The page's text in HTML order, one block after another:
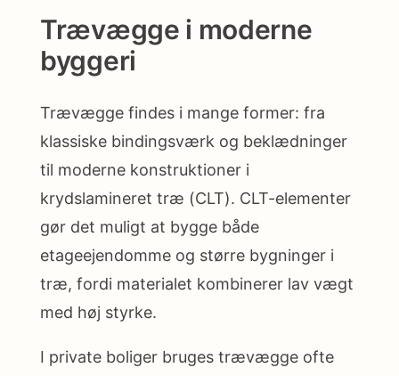
Trævægge i moderne
byggeri
Trævægge findes i mange former: fra
klassiske bindingsværk og beklædninger
til moderne konstruktioner i
krydslamineret træ (CLT). CLT-elementer
gør det muligt at bygge både
etageejendomme og større bygninger i
træ, fordi materialet kombinerer lav vægt
med høj styrke.
I private boliger bruges trævægge ofte